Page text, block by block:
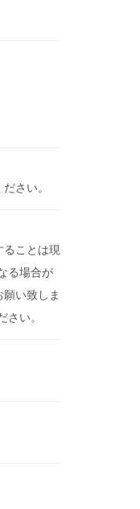
さい。
ることは現
る場合が
い致しま
さい。